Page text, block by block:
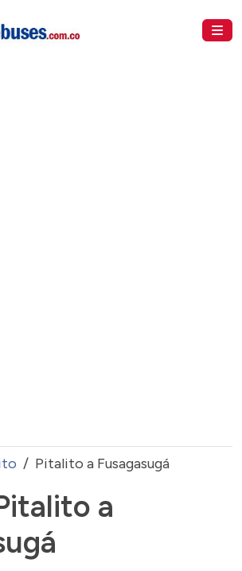
Pitalito a Fusagasugá
a